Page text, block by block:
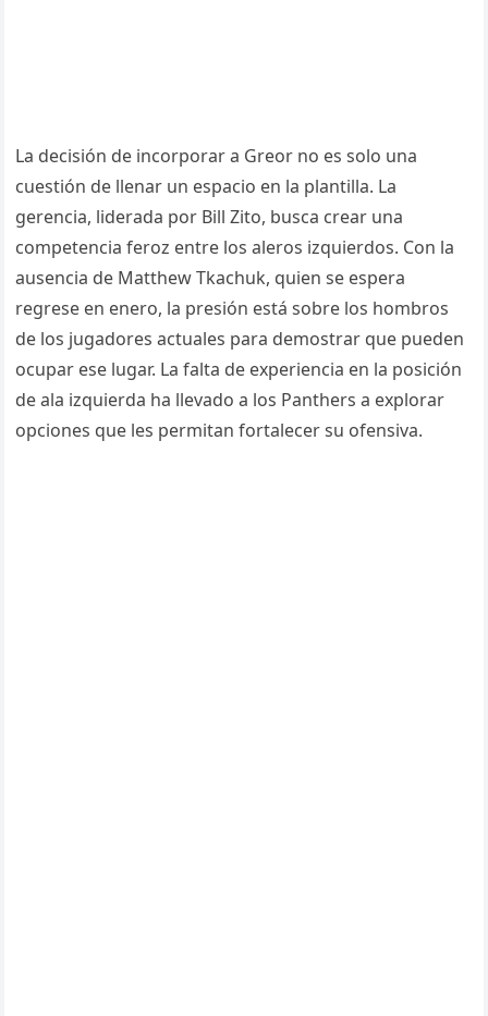
La decisión de incorporar a Greor no es solo una
cuestión de llenar un espacio en la plantilla. La
gerencia, liderada por Bill Zito, busca crear una
competencia feroz entre los aleros izquierdos. Con la
ausencia de Matthew Tkachuk, quien se espera
regrese en enero, la presión está sobre los hombros
de los jugadores actuales para demostrar que pueden
ocupar ese lugar. La falta de experiencia en la posición
de ala izquierda ha llevado a los Panthers a explorar
opciones que les permitan fortalecer su ofensiva.